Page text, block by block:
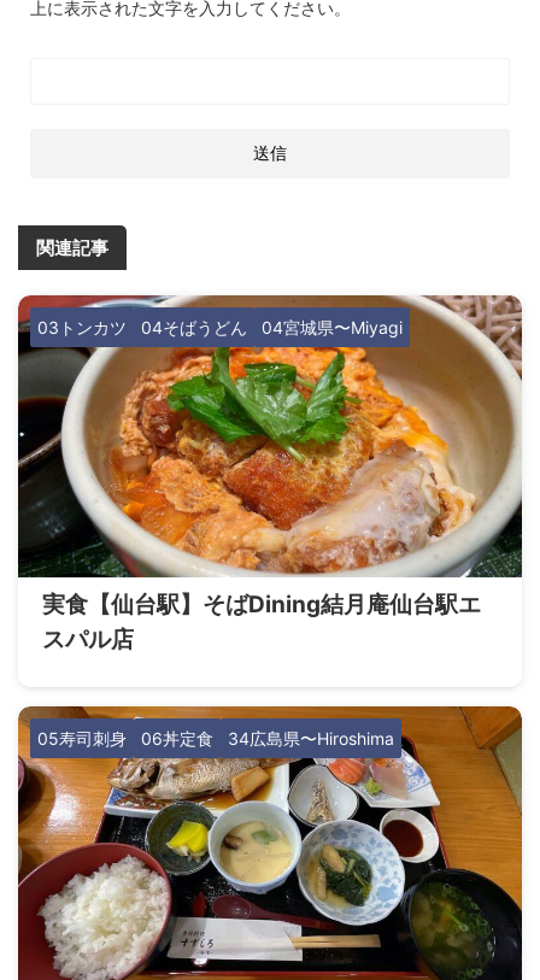
上に表示された文字を入力してください。
関連記事
03トンカツ 04そばうどん 04宮城県〜Miyagi
実食【仙台駅】そばDining結月庵仙台駅エ
スパル店
05寿司刺身 06丼定食 34広島県〜Hiroshima